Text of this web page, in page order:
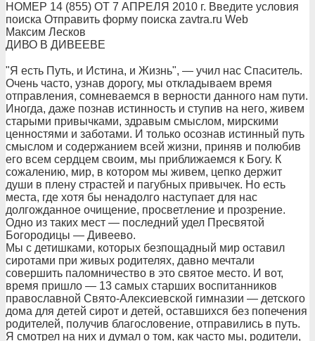
НОМЕР 14 (855) ОТ 7 АПРЕЛЯ 2010 г. Введите условия
поиска Отправить форму поиска zavtra.ru Web
Максим Лесков
ДИВО В ДИВЕЕВЕ
"Я есть Путь, и Истина, и Жизнь", — учил нас Спаситель.
Очень часто, узнав дорогу, мы откладываем время
отправления, сомневаемся в верности данного нам пути.
Иногда, даже познав истинность и ступив на него, живем
старыми привычками, здравым смыслом, мирскими
ценностями и заботами. И только осознав истинный путь
смыслом и содержанием всей жизни, приняв и полюбив
его всем сердцем своим, мы приближаемся к Богу. К
сожалению, мир, в котором мы живем, цепко держит
души в плену страстей и пагубных привычек. Но есть
места, где хотя бы ненадолго наступает для нас
долгожданное очищение, просветление и прозрение.
Одно из таких мест — последний удел Пресвятой
Богородицы — Дивеево.
Мы с детишками, которых безпощадный мир оставил
сиротами при живых родителях, давно мечтали
совершить паломничество в это святое место. И вот,
время пришло — 13 самых старших воспитанников
православной Свято-Алексиевской гимназии — детского
дома для детей сирот и детей, оставшихся без попечения
родителей, получив благословение, отправились в путь.
Я смотрел на них и думал о том, как часто мы, родители,